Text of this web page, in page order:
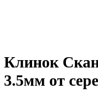
Клинок
3.5мм от